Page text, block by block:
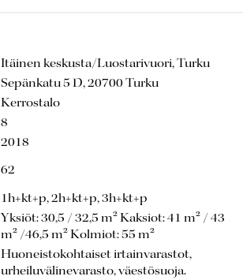
Itäinen keskusta/Luostarivuori, Turku
Sepänkatu 5 D, 20700 Turku
Kerrostalo
8
2018
62
1h+kt+p, 2h+kt+p, 3h+kt+p
Yksiöt: 30,5 / 32,5 m² Kaksiot: 41 m² / 43
m² /46,5 m² Kolmiot: 55 m²
Huoneistokohtaiset irtainvarastot,
urheiluvälinevarasto, väestösuoja.